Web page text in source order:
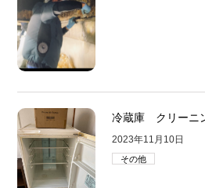
冷蔵庫 クリーニ
2023年11月10日
その他